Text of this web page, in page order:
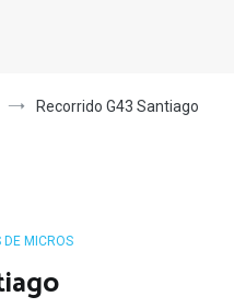
Recorrido G43 Santiago
DE MICROS